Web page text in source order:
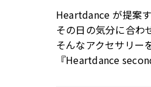
Heartdance が提案
その日の気分に合わ
そんなアクセサリー
『Heartdance